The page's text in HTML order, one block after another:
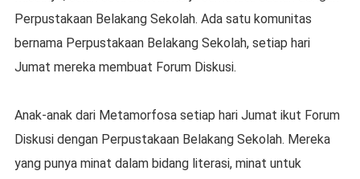
Perpustakaan Belakang Sekolah. Ada satu komunitas
bernama Perpustakaan Belakang Sekolah, setiap hari
Jumat mereka membuat Forum Diskusi.
Anak-anak dari Metamorfosa setiap hari Jumat ikut Forum
Diskusi dengan Perpustakaan Belakang Sekolah. Mereka
yang punya minat dalam bidang literasi, minat untuk